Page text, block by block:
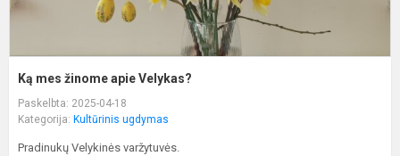
Ką mes žinome apie Velykas?
Paskelbta: 2025-04-18
Kategorija: Kultūrinis ugdymas
Pradinukų Velykinės varžytuvės.